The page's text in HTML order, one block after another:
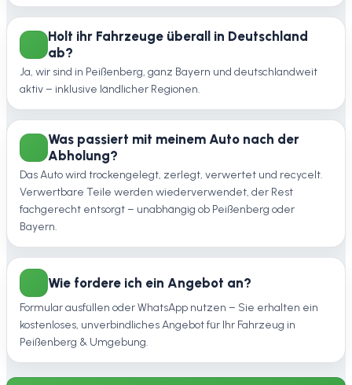
Holt ihr Fahrzeuge überall in Deutschland
ab?
Ja, wir sind in Peißenberg, ganz Bayern und deutschlandweit
aktiv – inklusive ländlicher Regionen.
Was passiert mit meinem Auto nach der
Abholung?
Das Auto wird trockengelegt, zerlegt, verwertet und recycelt.
Verwertbare Teile werden wiederverwendet, der Rest
fachgerecht entsorgt – unabhängig ob Peißenberg oder
Bayern.
Wie fordere ich ein Angebot an?
Formular ausfüllen oder WhatsApp nutzen – Sie erhalten ein
kostenloses, unverbindliches Angebot für Ihr Fahrzeug in
Peißenberg & Umgebung.